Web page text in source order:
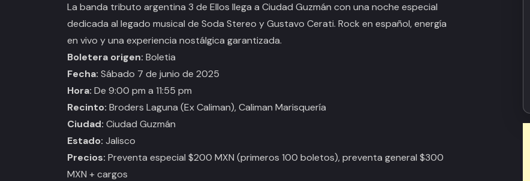
La banda tributo argentina 3 de Ellos llega a Ciudad Guzmán con una noche especial
dedicada al legado musical de Soda Stereo y Gustavo Cerati. Rock en español, energía
en vivo y una experiencia nostálgica garantizada.
Boletera origen: Boletia
Fecha: Sábado 7 de junio de 2025
Hora: De 9:00 pm a 11:55 pm
Recinto: Broders Laguna (Ex Caliman), Caliman Marisquería
Ciudad: Ciudad Guzmán
Estado: Jalisco
Precios: Preventa especial $200 MXN (primeros 100 boletos), preventa general $300
MXN + cargos